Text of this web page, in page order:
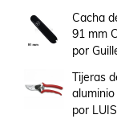
Cacha
91 mm
por
Tijeras
por